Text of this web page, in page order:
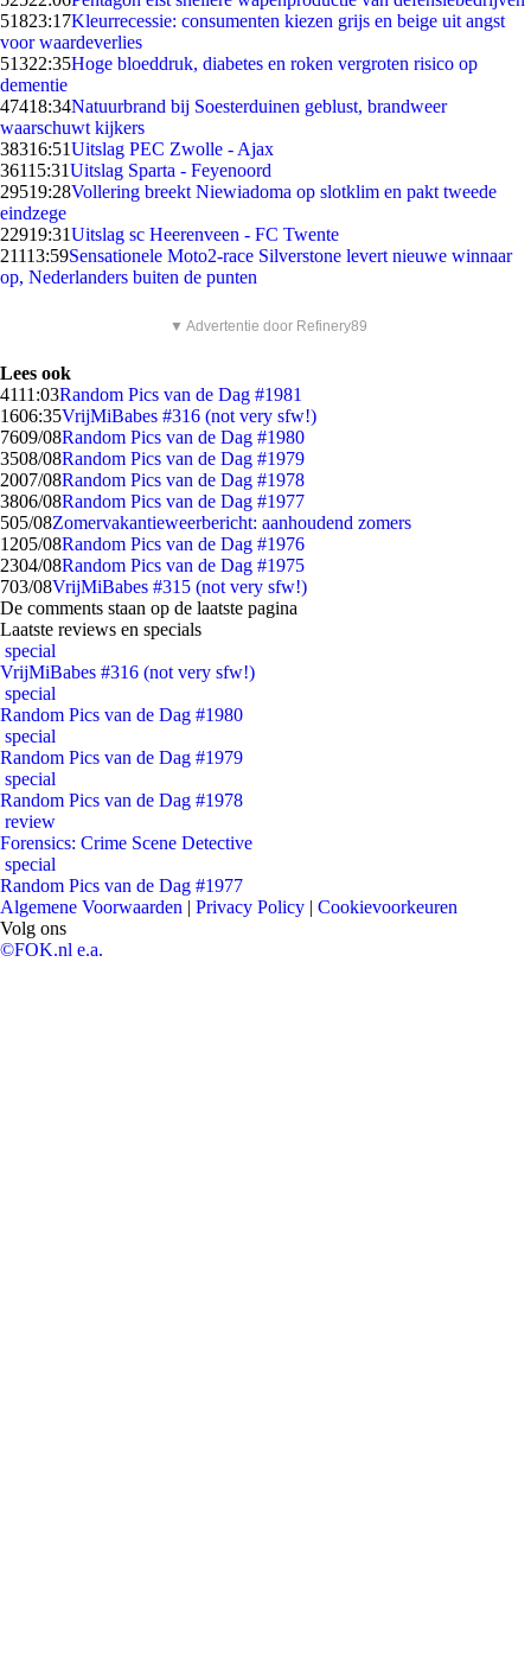
51823:17Kleurrecessie: consumenten kiezen grijs en beige uit angst
voor waardeverlies
51322:35Hoge bloeddruk, diabetes en roken vergroten risico op
dementie
47418:34Natuurbrand bij Soesterduinen geblust, brandweer
waarschuwt kijkers
38316:51Uitslag PEC Zwolle - Ajax
36115:31Uitslag Sparta - Feyenoord
29519:28Vollering breekt Niewiadoma op slotklim en pakt tweede
eindzege
22919:31Uitslag sc Heerenveen - FC Twente
21113:59Sensationele Moto2-race Silverstone levert nieuwe winnaar
op, Nederlanders buiten de punten
▼ Advertentie door Refinery89
Lees ook
4111:03Random Pics van de Dag #1981
1606:35VrijMiBabes #316 (not very sfw!)
7609/08Random Pics van de Dag #1980
3508/08Random Pics van de Dag #1979
2007/08Random Pics van de Dag #1978
3806/08Random Pics van de Dag #1977
505/08Zomervakantieweerbericht: aanhoudend zomers
1205/08Random Pics van de Dag #1976
2304/08Random Pics van de Dag #1975
703/08VrijMiBabes #315 (not very sfw!)
De comments staan op de laatste pagina
Laatste reviews en specials
special
VrijMiBabes #316 (not very sfw!)
special
Random Pics van de Dag #1980
special
Random Pics van de Dag #1979
special
Random Pics van de Dag #1978
review
Forensics: Crime Scene Detective
special
Random Pics van de Dag #1977
Algemene Voorwaarden | Privacy Policy | Cookievoorkeuren
Volg ons
©FOK.nl e.a.